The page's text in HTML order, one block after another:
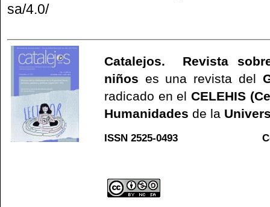
sa/4.0/
Catalejos. Revista
niños es una revista del
radicado en el CELEHIS
Humanidades de la
ISSN 2525-0493 C